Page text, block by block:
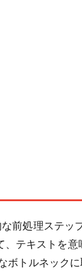
前処理ステッ
テキストを
トルネックに